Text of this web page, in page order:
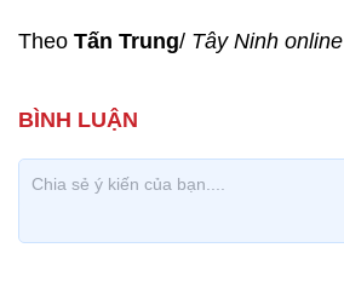
Theo Tấn Trung/ Tây Ninh online